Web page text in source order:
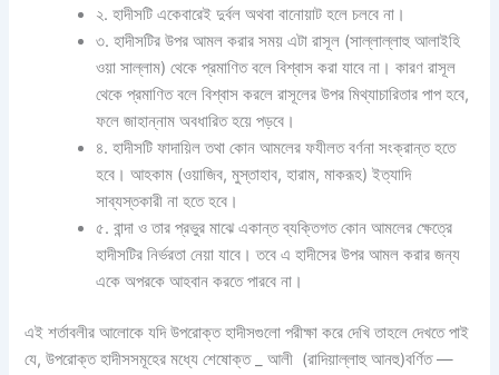
২. হাদীসটি একেবারেই দুর্বল অথবা বানোয়াট হলে চলবে না।
৩. হাদীসটির উপর আমল করার সময় এটা রাসূল (সাল্লাল্লাহু আলাইহি
ওয়া সাল্লাম) থেকে প্রমাণিত বলে বিশ্বাস করা যাবে না। কারণ রাসূল
থেকে প্রমাণিত বলে বিশ্বাস করলে রাসূলের উপর মিথ্যাচারিতার পাপ হবে,
ফলে জাহান্নাম অবধারিত হয়ে পড়বে।
৪. হাদীসটি ফাদায়িল তথা কোন আমলের ফযীলত বর্ণনা সংক্রান্ত হতে
হবে। আহকাম (ওয়াজিব, মুস্তাহাব, হারাম, মাকরূহ) ইত্যাদি
সাব্যস্তকারী না হতে হবে।
৫. বান্দা ও তার প্রভুর মাঝে একান্ত ব্যক্তিগত কোন আমলের ক্ষেত্রে
হাদীসটির নির্ভরতা নেয়া যাবে। তবে এ হাদীসের উপর আমল করার জন্য
একে অপরকে আহবান করতে পারবে না।
এই শর্তাবলীর আলোকে যদি উপরোক্ত হাদীসগুলো পরীক্ষা করে দেখি তাহলে দেখতে পাই
যে, উপরোক্ত হাদীসসমূহের মধ্যে শেষোক্ত _ আলী (রাদিয়াল্লাহু আনহু)বর্ণিত —